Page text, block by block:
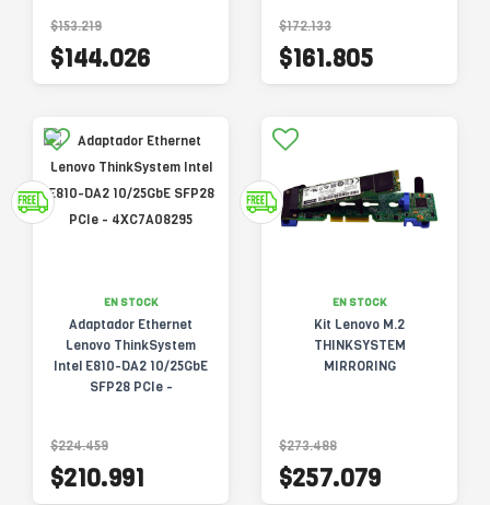
$153.219
$144.026
$172.133
$161.805
EN STOCK
Adaptador Ethernet
Lenovo ThinkSystem
Intel E810-DA2 10/25GbE
SFP28 PCIe -
$224.459
$210.991
EN STOCK
Kit Lenovo M.2
THINKSYSTEM
MIRRORING
$273.488
$257.079